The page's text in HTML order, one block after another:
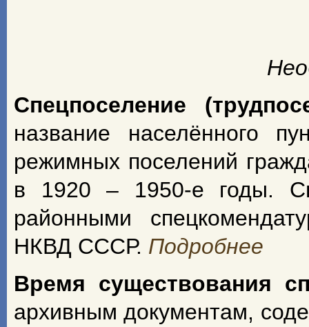
Спецпоселение
название населённого
режимных поселений
в 1920 – 1950-е годы.
районными
НКВД СССР. Подробнее
Время существования
архивным документам,